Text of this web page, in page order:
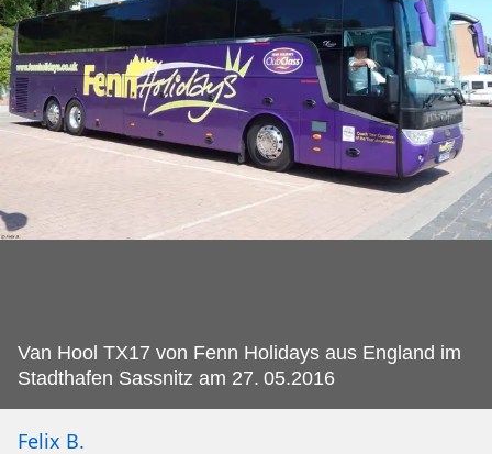
Van Hool TX17 von Fenn Holidays aus England im
Stadthafen Sassnitz am 27. 05.2016
Felix B.